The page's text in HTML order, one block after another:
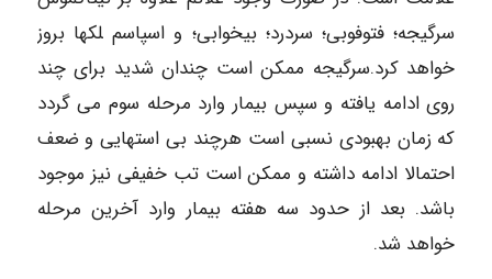
سرگیجه؛ فتوفوبی؛ سردرد؛ بیخوابی؛ و اس‍پاسم ‍لکها بروز
خواهد کرد.سرگیجه ممکن است چندان شدید برای چند
روی ادامه یافته و سپس بیمار وارد مرحله سوم می گردد
که زمان بهبودی نسبی است هرچند بی استهایی و ضعف
احتمالا ادامه داشته و ممکن است تب خفیفی نیز موجود
باشد. بعد از حدود سه هفته بیمار وارد آخرین مرحله
خواهد شد.